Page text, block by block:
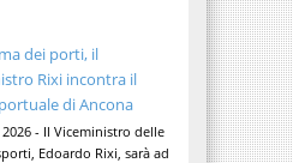
dei porti, il
Rixi incontra il
di Ancona
- Il Viceministro delle
Edoardo Rixi, sarà ad